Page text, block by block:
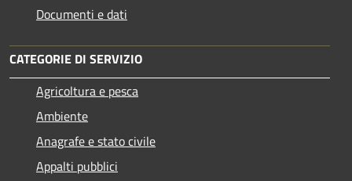
Documenti e dati
CATEGORIE DI SERVIZIO
Agricoltura e pesca
Ambiente
Anagrafe e stato civile
Appalti pubblici